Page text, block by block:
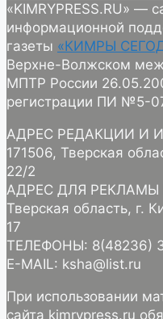
«KIMRYPRESS.RU» —
информационной
газеты «КИМРЫ
Верхне-Волжском
МПТР России
регистрации ПИ №5-
АДРЕС РЕДАКЦИИ И
171506, Тверская
22/2
АДРЕС ДЛЯ РЕКЛАМЫ
Тверская область, г.
17
ТЕЛЕФОНЫ: 8(48236)
E-MAIL: ksha@list.ru
При использовании
сайта kimrypress.ru